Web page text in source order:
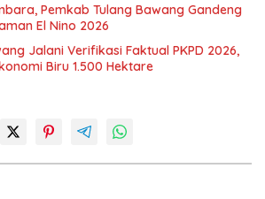
Pemkab Tulang Bawang Gandeng
El Nino 2026
Jalani Verifikasi Faktual PKPD 2026,
Biru 1.500 Hektare